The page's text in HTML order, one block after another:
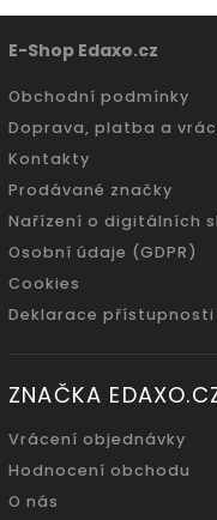
E-Shop Edaxo.cz
Obchodní podmínky
Doprava, platba a
Kontakty
Prodávané značky
Nařízení o digitálních
Osobní údaje (GDPR)
Cookies
Deklarace přístupnosti
ZNAČKA
Vrácení objednávky
Hodnocení obchodu
O nás